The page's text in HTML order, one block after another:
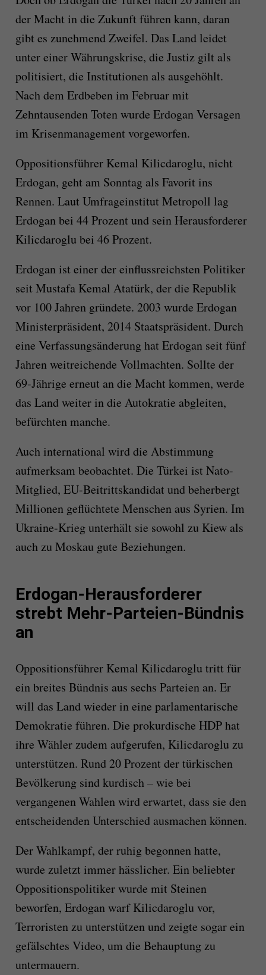
der Macht in die Zukunft führen kann, daran
gibt es zunehmend Zweifel. Das Land leidet
unter einer Währungskrise, die Justiz gilt als
politisiert, die Institutionen als ausgehöhlt.
Nach dem Erdbeben im Februar mit
Zehntausenden Toten wurde Erdogan Versagen
im Krisenmanagement vorgeworfen.
Oppositionsführer Kemal Kilicdaroglu, nicht
Erdogan, geht am Sonntag als Favorit ins
Rennen. Laut Umfrageinstitut Metropoll lag
Erdogan bei 44 Prozent und sein Herausforderer
Kilicdaroglu bei 46 Prozent.
Erdogan ist einer der einflussreichsten Politiker
seit Mustafa Kemal Atatürk, der die Republik
vor 100 Jahren gründete. 2003 wurde Erdogan
Ministerpräsident, 2014 Staatspräsident. Durch
eine Verfassungsänderung hat Erdogan seit fünf
Jahren weitreichende Vollmachten. Sollte der
69-Jährige erneut an die Macht kommen, werde
das Land weiter in die Autokratie abgleiten,
befürchten manche.
Auch international wird die Abstimmung
aufmerksam beobachtet. Die Türkei ist Nato-
Mitglied, EU-Beitrittskandidat und beherbergt
Millionen geflüchtete Menschen aus Syrien. Im
Ukraine-Krieg unterhält sie sowohl zu Kiew als
auch zu Moskau gute Beziehungen.
Erdogan-Herausforderer
strebt Mehr-Parteien-Bündnis
an
Oppositionsführer Kemal Kilicdaroglu tritt für
ein breites Bündnis aus sechs Parteien an. Er
will das Land wieder in eine parlamentarische
Demokratie führen. Die prokurdische HDP hat
ihre Wähler zudem aufgerufen, Kilicdaroglu zu
unterstützen. Rund 20 Prozent der türkischen
Bevölkerung sind kurdisch – wie bei
vergangenen Wahlen wird erwartet, dass sie den
entscheidenden Unterschied ausmachen können.
Der Wahlkampf, der ruhig begonnen hatte,
wurde zuletzt immer hässlicher. Ein beliebter
Oppositionspolitiker wurde mit Steinen
beworfen, Erdogan warf Kilicdaroglu vor,
Terroristen zu unterstützen und zeigte sogar ein
gefälschtes Video, um die Behauptung zu
untermauern.